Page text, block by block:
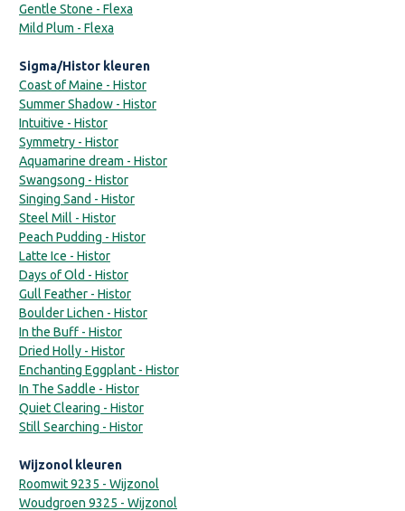
Gentle Stone - Flexa
Mild Plum - Flexa
Sigma/Histor kleuren
Coast of Maine - Histor
Summer Shadow - Histor
Intuitive - Histor
Symmetry - Histor
Aquamarine dream - Histor
Swangsong - Histor
Singing Sand - Histor
Steel Mill - Histor
Peach Pudding - Histor
Latte Ice - Histor
Days of Old - Histor
Gull Feather - Histor
Boulder Lichen - Histor
In the Buff - Histor
Dried Holly - Histor
Enchanting Eggplant - Histor
In The Saddle - Histor
Quiet Clearing - Histor
Still Searching - Histor
Wijzonol kleuren
Roomwit 9235 - Wijzonol
Woudgroen 9325 - Wijzonol